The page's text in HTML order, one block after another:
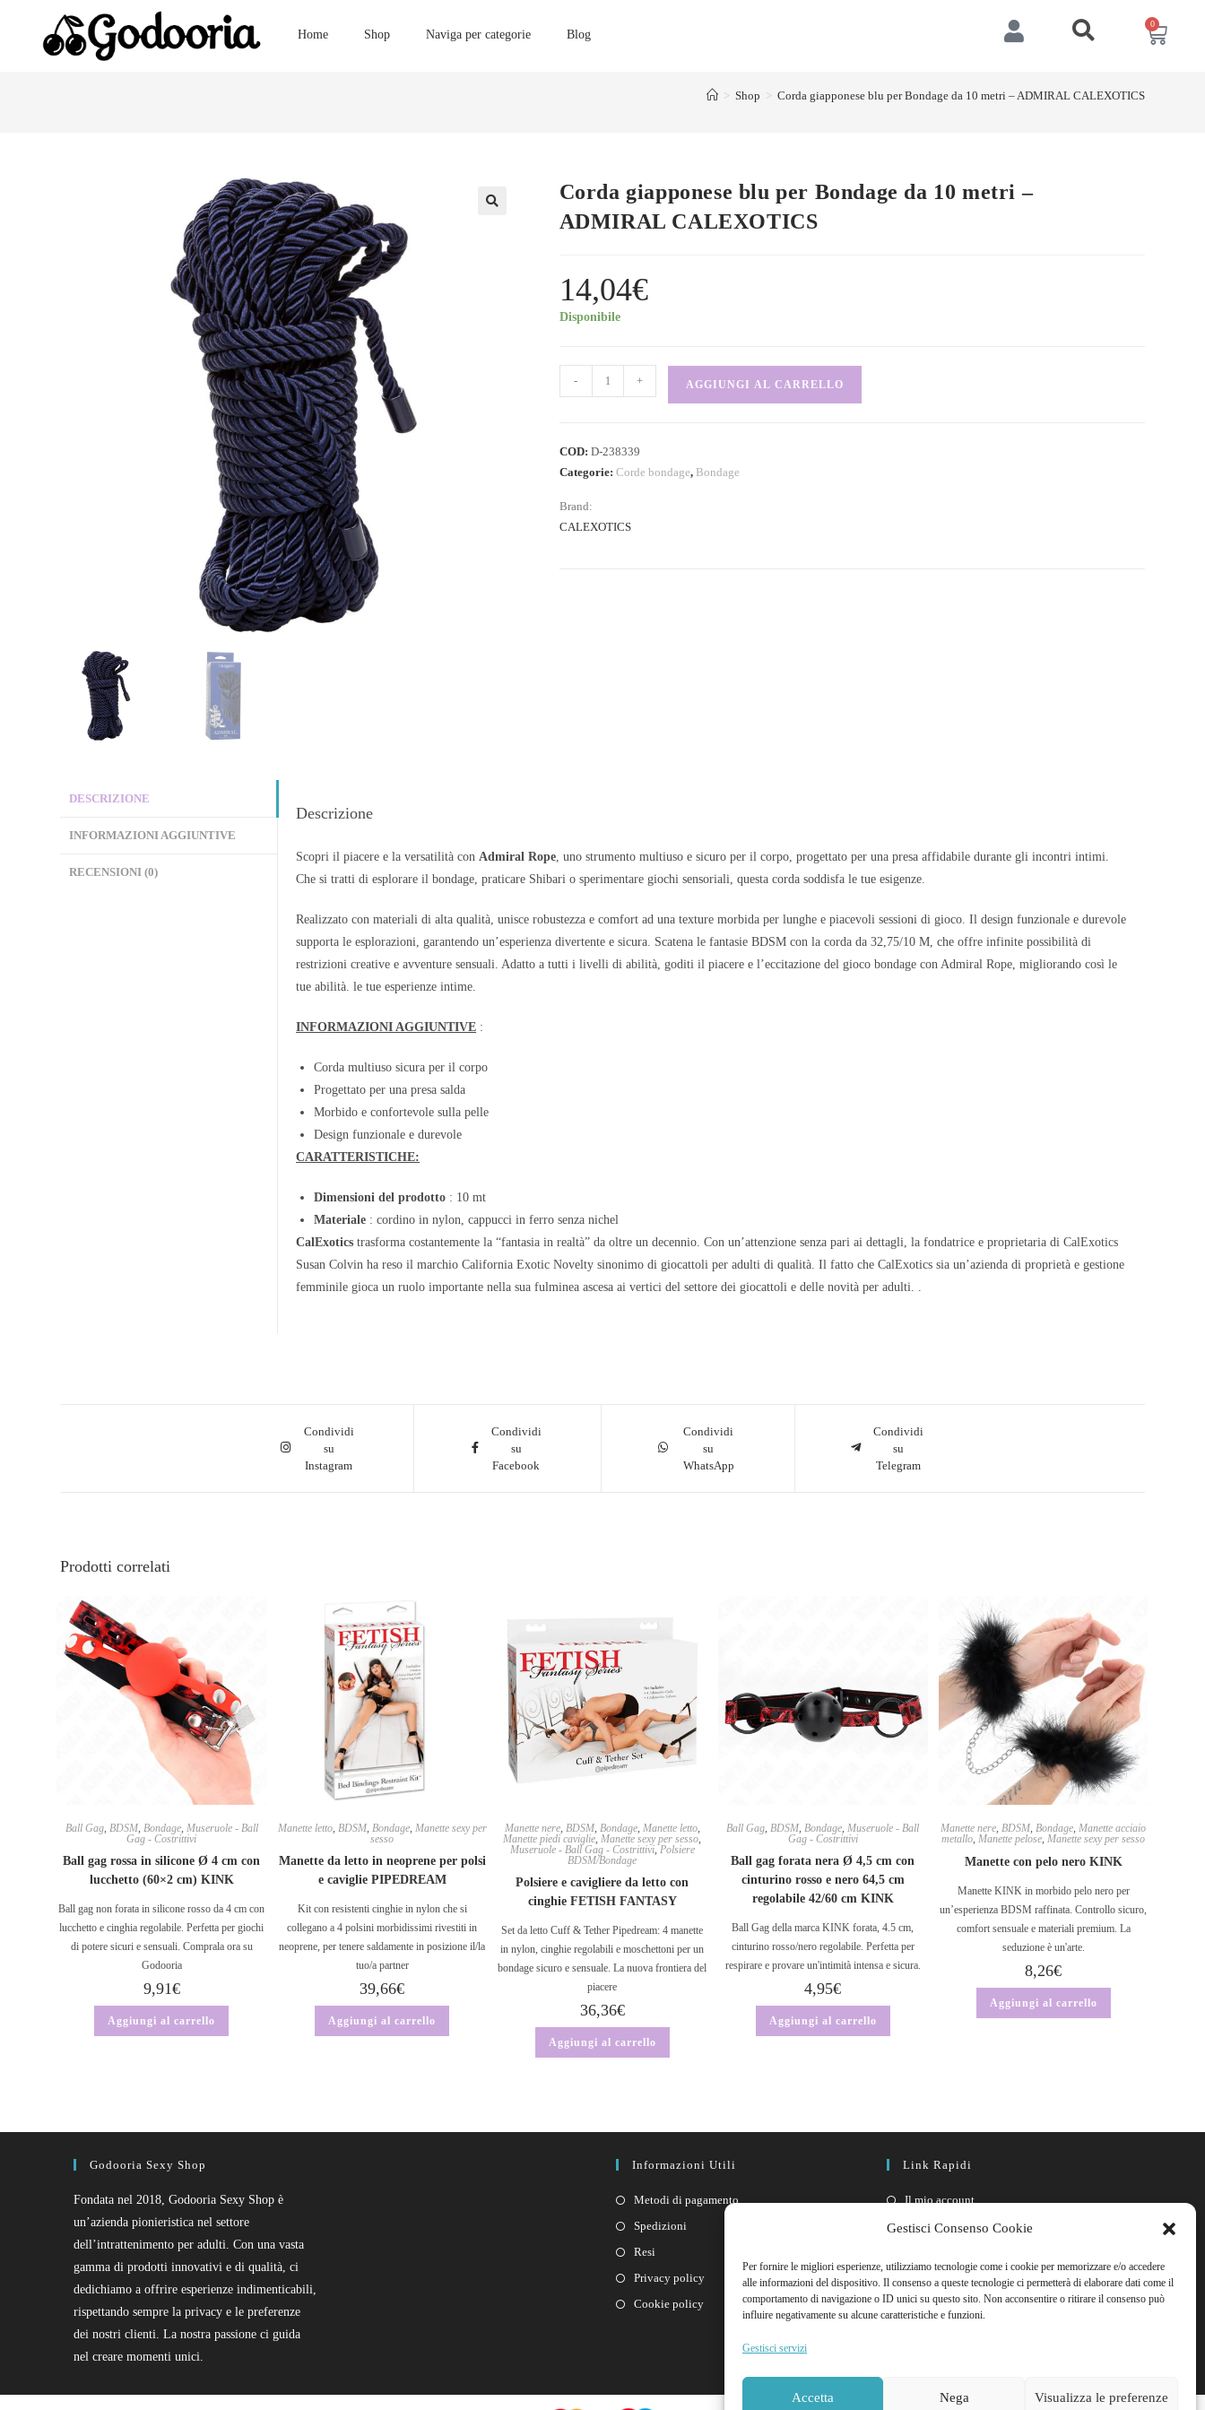
Gestisci Consenso Cookie
Per fornire le migliori esperienze, utilizziamo tecnologie come i cookie per memorizzare e/o accedere
alle informazioni del dispositivo. Il consenso a queste tecnologie ci permetterà di elaborare dati come il
comportamento di navigazione o ID unici su questo sito. Non acconsentire o ritirare il consenso può
influire negativamente su alcune caratteristiche e funzioni.
Gestisci servizi
Accetta Nega Visualizza le preferenze
Home Shop Naviga per categorie Blog
0
> Shop > Corda giapponese blu per Bondage da 10 metri – ADMIRAL CALEXOTICS
Corda giapponese blu per Bondage da 10 metri –
ADMIRAL CALEXOTICS
14,04€
Disponibile
- + AGGIUNGI AL CARRELLO
COD: D-238339
Categorie: Corde bondage, Bondage
Brand:
CALEXOTICS
DESCRIZIONE
INFORMAZIONI AGGIUNTIVE
RECENSIONI (0)
Descrizione
Scopri il piacere e la versatilità conAdmiral Rope, uno strumento multiuso e sicuro per il corpo, progettato per una presa affidabile durante gli incontri intimi.
Che si tratti di esplorare il bondage, praticare Shibari o sperimentare giochi sensoriali, questa corda soddisfa le tue esigenze.
Realizzato con materiali di alta qualità, unisce robustezza e comfort ad una texture morbida per lunghe e piacevoli sessioni di gioco. Il design funzionale e durevole
supporta le esplorazioni, garantendo un’esperienza divertente e sicura. Scatena le fantasie BDSM con la corda da 32,75/10 M, che offre infinite possibilità di
restrizioni creative e avventure sensuali. Adatto a tutti i livelli di abilità, goditi il piacere e l’eccitazione del gioco bondage con Admiral Rope, migliorando così le
tue abilità. le tue esperienze intime.
INFORMAZIONI AGGIUNTIVE :
Corda multiuso sicura per il corpo
Progettato per una presa salda
Morbido e confortevole sulla pelle
Design funzionale e durevole
CARATTERISTICHE:
Dimensioni del prodotto : 10 mt
Materiale : cordino in nylon, cappucci in ferro senza nichel
CalExotics trasforma costantemente la “fantasia in realtà” da oltre un decennio. Con un’attenzione senza pari ai dettagli, la fondatrice e proprietaria di CalExotics
Susan Colvin ha reso il marchio California Exotic Novelty sinonimo di giocattoli per adulti di qualità. Il fatto che CalExotics sia un’azienda di proprietà e gestione
femminile gioca un ruolo importante nella sua fulminea ascesa ai vertici del settore dei giocattoli e delle novità per adulti. .
Condividi
su
Instagram
Condividi
su
Facebook
Condividi
su
WhatsApp
Condividi
su
Telegram
Prodotti correlati
Ball Gag, BDSM, Bondage, Museruole - Ball
Gag - Costrittivi
Ball gag rossa in silicone Ø 4 cm con
lucchetto (60×2 cm) KINK
Ball gag non forata in silicone rosso da 4 cm con
lucchetto e cinghia regolabile. Perfetta per giochi
di potere sicuri e sensuali. Comprala ora su
Godooria
9,91€
Aggiungi al carrello
Manette letto, BDSM, Bondage, Manette sexy per
sesso
Manette da letto in neoprene per polsi
e caviglie PIPEDREAM
Kit con resistenti cinghie in nylon che si
collegano a 4 polsini morbidissimi rivestiti in
neoprene, per tenere saldamente in posizione il/la
tuo/a partner
39,66€
Aggiungi al carrello
Manette nere, BDSM, Bondage, Manette letto,
Manette piedi caviglie,Manette sexy per sesso,
Museruole - Ball Gag - Costrittivi, Polsiere
BDSM/Bondage
Polsiere e cavigliere da letto con
cinghie FETISH FANTASY
Set da letto Cuff & Tether Pipedream: 4 manette
in nylon, cinghie regolabili e moschettoni per un
bondage sicuro e sensuale. La nuova frontiera del
piacere
36,36€
Aggiungi al carrello
Ball Gag,BDSM,Bondage,Museruole - Ball
Gag - Costrittivi
Ball gag forata nera Ø 4,5 cm con
cinturino rosso e nero 64,5 cm
regolabile 42/60 cm KINK
Ball Gag della marca KINK forata, 4.5 cm,
cinturino rosso/nero regolabile. Perfetta per
respirare e provare un'intimità intensa e sicura.
4,95€
Aggiungi al carrello
Manette nere,BDSM,Bondage,Manette acciaio
metallo,Manette pelose,Manette sexy per sesso
Manette con pelo nero KINK
Manette KINK in morbido pelo nero per
un’esperienza BDSM raffinata. Controllo sicuro,
comfort sensuale e materiali premium. La
seduzione è un'arte.
8,26€
Aggiungi al carrello
Godooria Sexy Shop
Fondata nel 2018, Godooria Sexy Shop è
un’azienda pionieristica nel settore
dell’intrattenimento per adulti. Con una vasta
gamma di prodotti innovativi e di qualità, ci
dedichiamo a offrire esperienze indimenticabili,
rispettando sempre la privacy e le preferenze
dei nostri clienti. La nostra passione ci guida
nel creare momenti unici.
Informazioni Utili
Metodi di pagamento
Spedizioni
Resi
Privacy policy
Cookie policy
Link Rapidi
Il mio account
FAQ